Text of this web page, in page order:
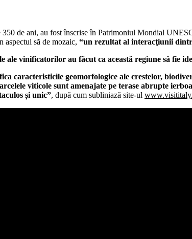
de ani, au fost înscrise în Patrimoniul Mondial
să de mozaic, “un rezultat al interacţiunii
vinificatorilor au făcut ca această regiune să fie
caracteristicile geomorfologice ale crestelor,
viticole sunt amenajate pe terase abrupte
și unic”, după cum subliniază site-ul